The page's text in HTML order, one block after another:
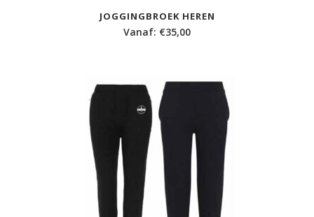
JOGGINGBROEK HEREN
Vanaf: €35,00